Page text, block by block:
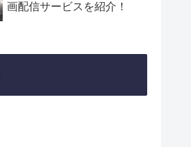
画配信サービスを紹介！